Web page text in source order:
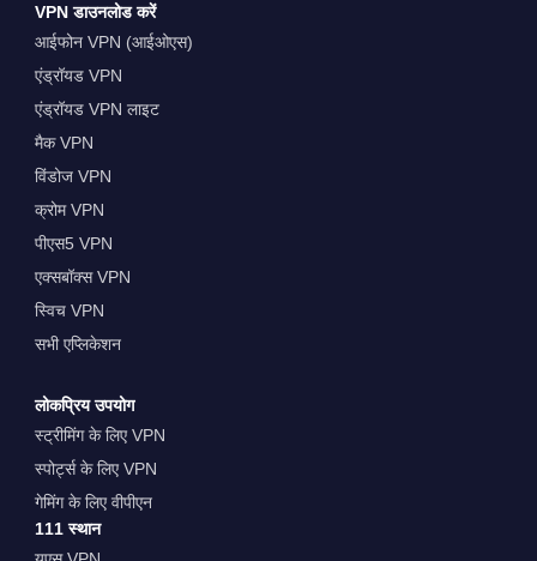
VPN डाउनलोड करें
आईफोन VPN (आईओएस)
एंड्रॉयड VPN
एंड्रॉयड VPN लाइट
मैक VPN
विंडोज VPN
क्रोम VPN
पीएस5 VPN
एक्सबॉक्स VPN
स्विच VPN
सभी एप्लिकेशन
लोकप्रिय उपयोग
स्ट्रीमिंग के लिए VPN
स्पोर्ट्स के लिए VPN
गेमिंग के लिए वीपीएन
111 स्थान